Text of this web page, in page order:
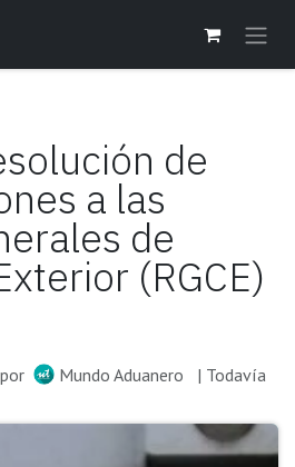
de
a las
de
(RGCE)
por Mundo Aduanero
| Todavía